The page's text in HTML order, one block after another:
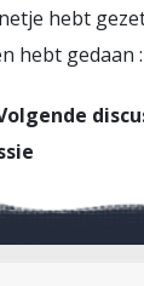
hebt
hebt gedaan